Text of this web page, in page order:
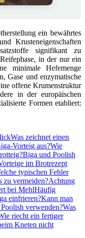
ein bewährtes
Krusteneigenschaften
signifikant zu
in der nur ein
minimale Hefemenge
Gase und enzymatische
offene Krumenstruktur
in der europäischen
Formen etabliert:
Was zeichnet einen
Vorteig aus?Wie
Biga und Poolish
im Brotrezept
typischen Fehler
zu vermeiden?Achtung
bei MehlHäufig
einfrieren?Kann man
verwenden?Was
riecht ein fertiger
Kneten nicht